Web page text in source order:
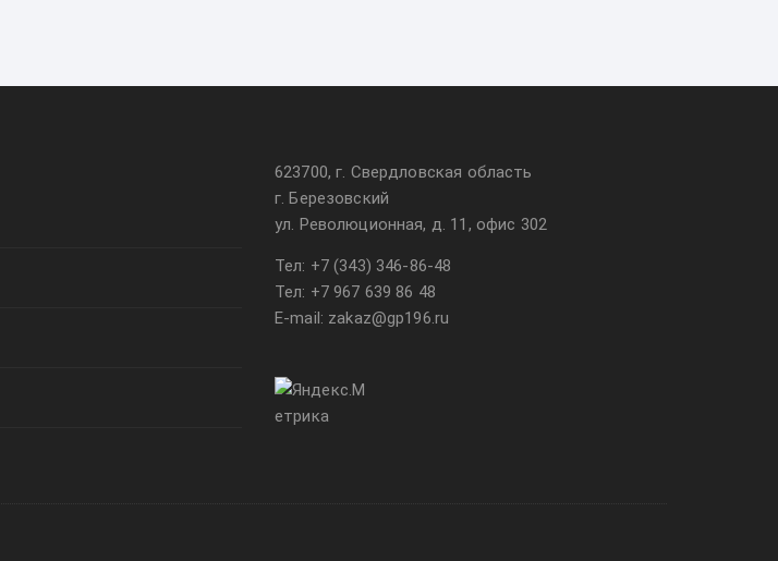
623700, г. Свердловская область
г. Березовский
ул. Революционная, д. 11, офис 302
Тел: +7 (343) 346-86-48
Тел: +7 967 639 86 48
E-mail: zakaz@gp196.ru